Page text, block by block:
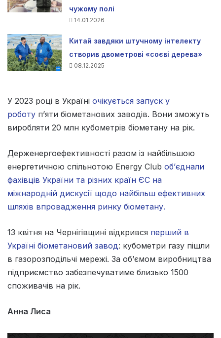
чужому полі
14.01.2026
Китай завдяки штучному інтелекту
створив двометрові «соєві дерева»
08.12.2025
У 2023 році в Україні очікується запуск у
роботу п’яти біометанових заводів. Вони зможуть
виробляти 20 млн кубометрів біометану на рік.
Держенергоефективності разом із найбільшою
енергетичною спільнотою Energy Club об’єднали
фахівців України та різних країн ЄС на
міжнародній дискусії щодо найбільш ефективних
шляхів впровадження ринку біометану.
13 квітня на Чернігівщині відкрився перший в
Україні біометановий завод: кубометри газу пішли
в газорозподільчі мережі. За об’ємом виробництва
підприємство забезпечуватиме близько 1500
споживачів на рік.
Анна Лиса